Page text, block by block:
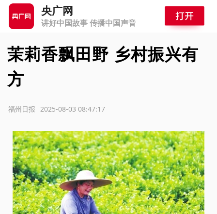
央广网
讲好中国故事 传播中国声音
茉莉香飘田野 乡村振兴有
方
2025-08-03 08:47:17
福州日报